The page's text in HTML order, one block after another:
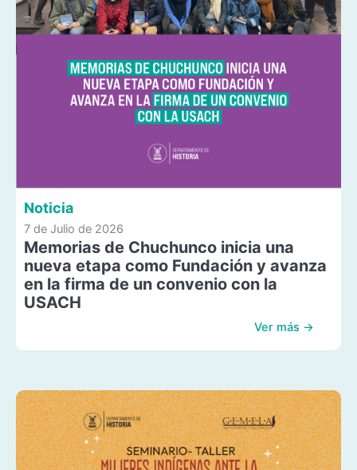
Noticia
7 de Julio de 2026
Memorias de Chuchunco inicia una
nueva etapa como Fundación y avanza
en la firma de un convenio con la
USACH
Ver más →